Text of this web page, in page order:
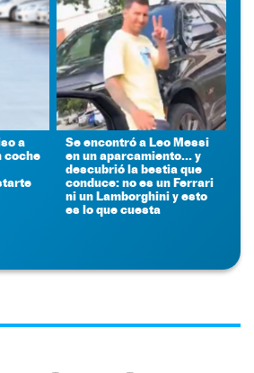
a
coche
Se encontró a Leo Messi
en un aparcamiento... y
descubrió la bestia que
conduce: no es un Ferrari
ni un Lamborghini y esto
es lo que cuesta